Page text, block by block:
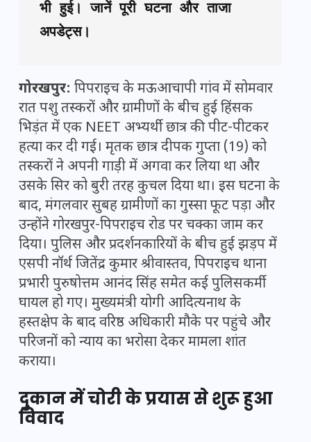
भी हुई। जानें पूरी घटना और ताजा
अपडेट्स।
गोरखपुर: पिपराइच के मऊआचापी गांव में सोमवार
रात पशु तस्करों और ग्रामीणों के बीच हुई हिंसक
भिड़ंत में एक NEET अभ्यर्थी छात्र की पीट-पीटकर
हत्या कर दी गई। मृतक छात्र दीपक गुप्ता (19) को
तस्करों ने अपनी गाड़ी में अगवा कर लिया था और
उसके सिर को बुरी तरह कुचल दिया था। इस घटना के
बाद, मंगलवार सुबह ग्रामीणों का गुस्सा फूट पड़ा और
उन्होंने गोरखपुर-पिपराइच रोड पर चक्का जाम कर
दिया। पुलिस और प्रदर्शनकारियों के बीच हुई झड़प में
एसपी नॉर्थ जितेंद्र कुमार श्रीवास्तव, पिपराइच थाना
प्रभारी पुरुषोत्तम आनंद सिंह समेत कई पुलिसकर्मी
घायल हो गए। मुख्यमंत्री योगी आदित्यनाथ के
हस्तक्षेप के बाद वरिष्ठ अधिकारी मौके पर पहुंचे और
परिजनों को न्याय का भरोसा देकर मामला शांत
कराया।
दुकान में चोरी के प्रयास से शुरू हुआ
विवाद